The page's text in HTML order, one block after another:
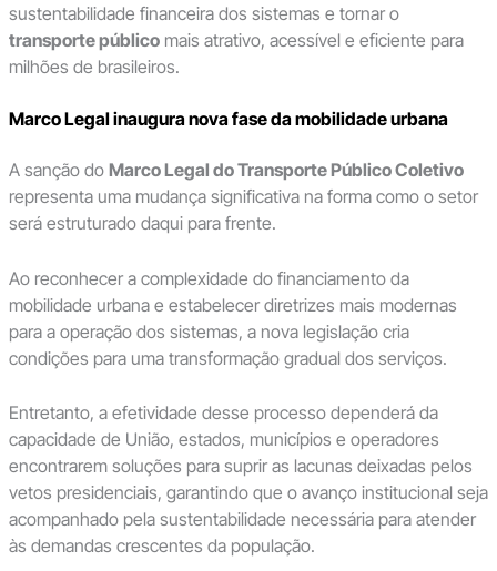
sustentabilidade financeira dos sistemas e tornar o
transporte públicomais atrativo, acessível e eficiente para
milhões de brasileiros.
Marco Legal inaugura nova fase da mobilidade urbana
A sanção do Marco Legal do Transporte Público Coletivo
representa uma mudança significativa na forma como o setor
será estruturado daqui para frente.
Ao reconhecer a complexidade do financiamento da
mobilidade urbana e estabelecer diretrizes mais modernas
para a operação dos sistemas, a nova legislação cria
condições para uma transformação gradual dos serviços.
Entretanto, a efetividade desse processo dependerá da
capacidade de União, estados, municípios e operadores
encontrarem soluções para suprir as lacunas deixadas pelos
vetos presidenciais, garantindo que o avanço institucional seja
acompanhado pela sustentabilidade necessária para atender
às demandas crescentes da população.